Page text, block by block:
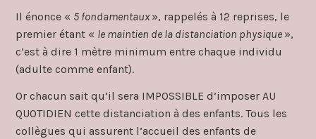
Il énonce « 5 fondamentaux», rappelés à 12 reprises, le
premier étant « le maintien de la distanciation physique »,
c’est à dire 1 mètre minimum entre chaque individu
(adulte comme enfant).
Or chacun sait qu’il sera IMPOSSIBLE d’imposer AU
QUOTIDIEN cette distanciation à des enfants. Tous les
collègues qui assurent l’accueil des enfants de